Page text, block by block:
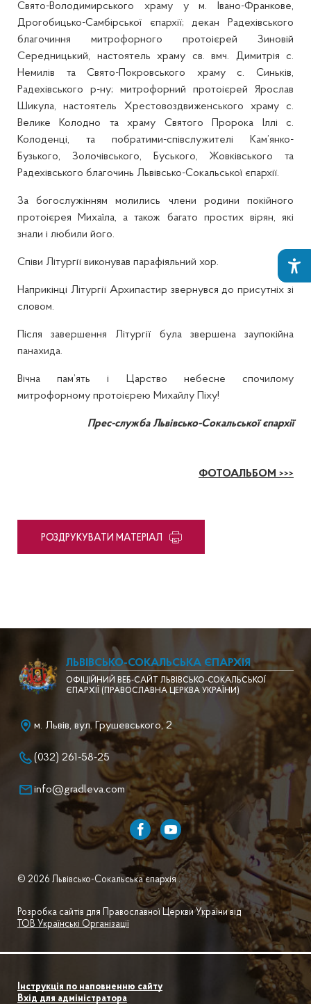
Свято-Володимирського храму у м. Івано-Франкове,
Дрогобицько-Самбірської єпархії; декан Радехівського
благочиння митрофорного протоієрей Зиновій
Середницький, настоятель храму св. вмч. Димитрія с.
Немилів та Свято-Покровського храму с. Синьків,
Радехівського р-ну; митрофорний протоієрей Ярослав
Шикула, настоятель Хрестовоздвиженського храму с.
Велике Колодно та храму Святого Пророка Іллі с.
Колоденці, та побратими-співслужителі Кам’янко-
Бузького, Золочівського, Буського, Жовківського та
Радехівського благочинь Львівсько-Сокальської єпархії.
За богослужінням молились члени родини покійного
протоієрея Михаїла, а також багато простих вірян, які
знали і любили його.
Співи Літургії виконував парафіяльний хор.
Наприкінці Літургії Архипастир звернувся до присутніх зі
словом.
Після завершення Літургії була звершена заупокійна
панахида.
Вічна пам’ять і Царство небесне спочилому
митрофорному протоієрею Михайлу Піху!
Прес-служба Львівсько-Сокальської єпархії
ФОТОАЛЬБОМ >>>
PОЗДРУКУВАТИ МАТЕРІАЛ
ЛЬВІВСЬКО-СОКАЛЬСЬКА ЄПАРХІЯ
ОФІЦІЙНИЙ ВЕБ-САЙТ ЛЬВІВСЬКО-СОКАЛЬСЬКОЇ
ЄПАРХІЇ (ПРАВОСЛАВНА ЦЕРКВА УКРАЇНИ)
м. Львів, вул. Грушевського, 2
(032) 261-58-25
info@gradleva.com
© 2026 Львівсько-Сокальська єпархія .
Розробка сайтів для Православної Церкви України від
ТОВ Українські Організації
Інструкція по наповненню сайту
Вхід для адміністратора